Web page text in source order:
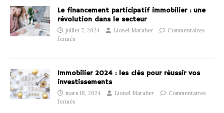
Le financement participatif immobilier : une
révolution dans le secteur
juillet 7, 2024 Lionel Maraber
Commentaires
fermés
Immobilier 2024 : les clés pour réussir vos
investissements
mars 18, 2024 Lionel Maraber
Commentaires
fermés